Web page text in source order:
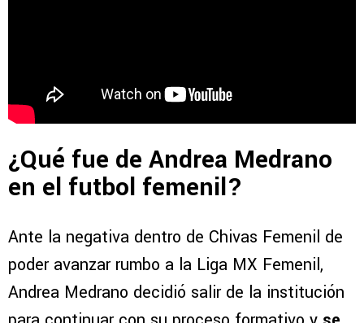
¿Qué fue de Andrea Medrano
en el futbol femenil?
Ante la negativa dentro de Chivas Femenil de
poder avanzar rumbo a la Liga MX Femenil,
Andrea Medrano decidió salir de la institución